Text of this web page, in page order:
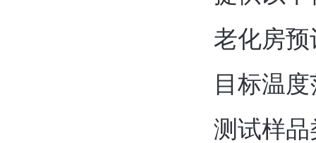
老化房
目标温
测试样